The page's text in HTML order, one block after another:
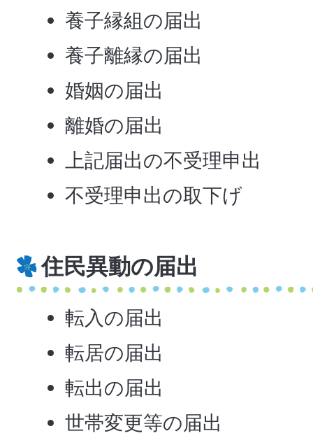
養子縁組の届出
養子離縁の届出
婚姻の届出
離婚の届出
上記届出の不受理申出
不受理申出の取下げ
住民異動の届出
転入の届出
転居の届出
転出の届出
世帯変更等の届出